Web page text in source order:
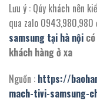
Lưu ý : Qúy khách nên
qua zalo 0943,980,980
samsung tại hà nội
khách hàng ở xa
Nguồn : https://
mach-tivi-samsung-